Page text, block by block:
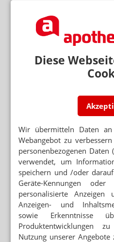
Diese
Wir übermitteln Daten
Webangebot zu
personenbezogenen Daten
verwendet, um
speichern und /oder
Geräte-Kennungen oder
personalisierte Anzeigen
Anzeigen- und
sowie Erkenntnisse
Produktentwicklungen
Nutzung unserer
Mehr Geld für
Mehr zum Thema
TRAINING UND
UMFRAGE IN RHEINLAND-
Warum Arbeiten bis 67 für
Mehr aus Ressort
„DIESE REGIERUNG MUSS
Protest gegen die
MEHR HITZETOTE
Hitzeschutz: Was tut die